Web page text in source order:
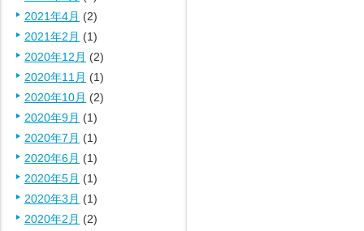
2021年4月 (2)
2021年2月 (1)
2020年12月 (2)
2020年11月 (1)
2020年10月 (2)
2020年9月 (1)
2020年7月 (1)
2020年6月 (1)
2020年5月 (1)
2020年3月 (1)
2020年2月 (2)